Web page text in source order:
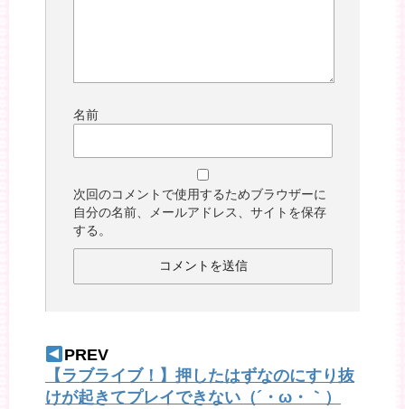
名前
次回のコメントで使用するためブラウザーに
自分の名前、メールアドレス、サイトを保存
する。
PREV
【ラブライブ！】押したはずなのにすり抜
けが起きてプレイできない（´・ω・｀）